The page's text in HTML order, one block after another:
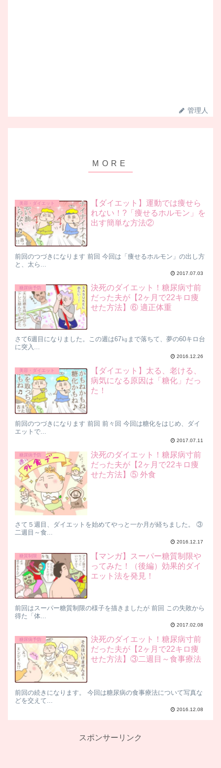
管理人
美容・ダイエット
【ダイエット】運動では痩せら
れない！?「痩せるホルモン」を
出す簡単な方法②
前回のつづきになります 前回 今回は「痩せるホルモン」の出し方
と、太ら...
2017.07.03
糖尿病予防
決死のダイエット！糖尿病寸前
だった夫が【2ヶ月で22キロ痩
せた方法】⑥ 適正体重
さて6週目になりました。この週は67㎏まで落ちて、夢の60キロ台
に突入...
2016.12.26
美容・ダイエット
【ダイエット】太る、老ける、
病気になる原因は「糖化」だっ
た！
前回のつづきになります 前回 前々回 今回は糖化をはじめ、ダイ
エットで...
2017.07.11
糖尿病予防
決死のダイエット！糖尿病寸前
だった夫が【2ヶ月で22キロ痩
せた方法】⑤ 外食
さて５週目、ダイエットを始めてやっと一か月が経ちました。 ③
二週目～食...
2016.12.17
糖質制限
【マンガ】スーパー糖質制限や
ってみた！（後編）効果的ダイ
エット法を発見！
前回はスーパー糖質制限の様子を描きましたが 前回 この失敗から
得た「体...
2017.02.08
糖尿病予防
決死のダイエット！糖尿病寸前
だった夫が【2ヶ月で22キロ痩
せた方法】③二週目～食事療法
前回の続きになります。 今回は糖尿病の食事療法について写真な
どを交えて...
2016.12.08
スポンサーリンク